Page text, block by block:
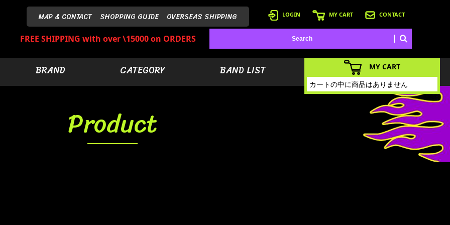
MAP & CONTACT SHOPPING GUIDE OVERSEAS SHIPPING LOGIN MY CART CONTACT
FREE SHIPPING with over \15000 on ORDERS
BRAND CATEGORY BAND LIST
Product
MY CART
カートの中に商品はありません